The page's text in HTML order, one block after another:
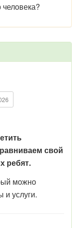
свой
ребят.
можно
и услуги.